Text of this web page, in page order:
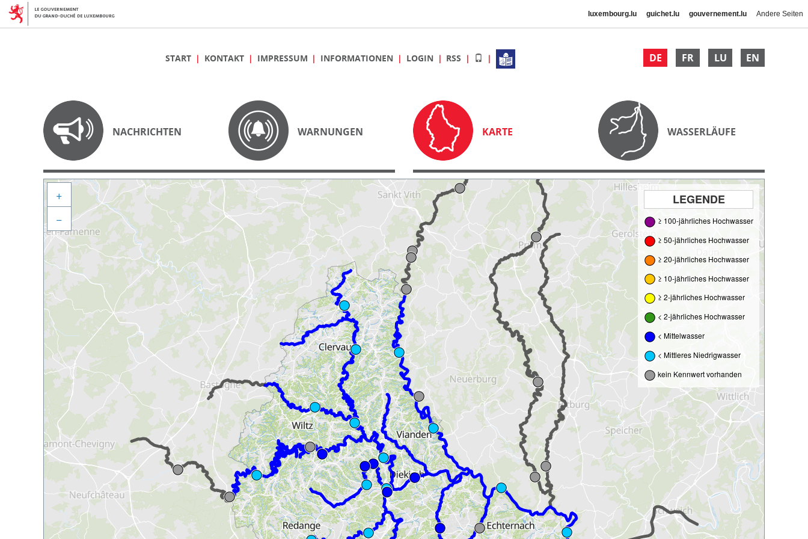
luxembourg.lu guichet.lu gouvernement.lu Andere Seiten
DE FR LU EN
START KONTAKT IMPRESSUM INFORMATIONEN LOGIN RSS
NACHRICHTEN WARNUNGEN KARTE WASSERLÄUFE
LEGENDE
≥ 100-jährliches Hochwasser
≥ 50-jährliches Hochwasser
≥ 20-jährliches Hochwasser
≥ 10-jährliches Hochwasser
≥ 2-jährliches Hochwasser
< 2-jährliches Hochwasser
< Mittelwasser
< Mittleres Niedrigwasser
kein Kennwert vorhanden
+
−